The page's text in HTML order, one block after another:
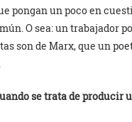
pongan un poco en
O sea: un trabajador
son de Marx, que un
se trata de producir